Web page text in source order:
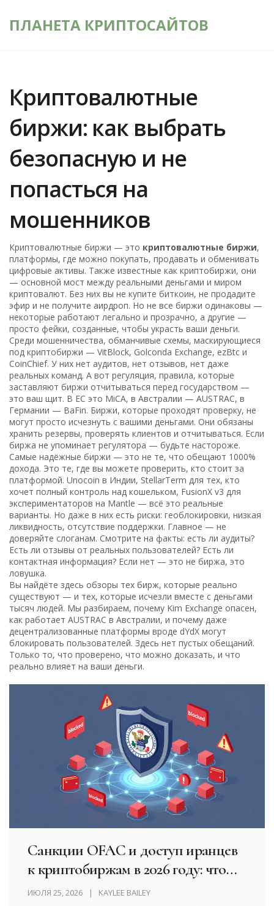
ПЛАНЕТА КРИПТОСАЙТОВ
Криптовалютные
биржи: как выбрать
безопасную и не
попасться на
мошенников
Криптовалютные биржи — это криптовалютные биржи,
платформы, где можно покупать, продавать и обменивать
цифровые активы. Также известные каккриптобиржи, они
— основной мост между реальными деньгами и миром
криптовалют. Без них вы не купите биткоин, не продадите
эфир и не получите аирдроп. Но не все биржи одинаковы —
некоторые работают легально и прозрачно, а другие —
просто фейки, созданные, чтобы украсть ваши деньги.
Средимошенничества, обманчивые схемы, маскирующиеся
под криптобиржи — VitBlock, Golconda Exchange, ezBtc и
CoinChief. У них нет аудитов, нет отзывов, нет даже
реальных команд. А вотрегуляция,правила, которые
заставляют биржи отчитываться перед государством —
это ваш щит. В ЕС это MiCA, в Австралии — AUSTRAC, в
Германии — BaFin. Биржи, которые проходят проверку, не
могут просто исчезнуть с вашими деньгами. Они обязаны
хранить резервы, проверять клиентов и отчитываться. Если
биржа не упоминает регулятора — будьте настороже.
Самые надёжные биржи — это не те, что обещают 1000%
дохода. Это те, где вы можете проверить, кто стоит за
платформой. Unocoin в Индии, StellarTerm для тех, кто
хочет полный контроль над кошельком, FusionX v3 для
экспериментаторов на Mantle — всё это реальные
варианты. Но даже в них есть риски: геоблокировки, низкая
ликвидность, отсутствие поддержки. Главное — не
доверяйте слоганам. Смотрите на факты: есть ли аудиты?
Есть ли отзывы от реальных пользователей? Есть ли
контактная информация? Если нет — это не биржа, это
ловушка.
Вы найдёте здесь обзоры тех бирж, которые реально
существуют — и тех, которые исчезли вместе с деньгами
тысяч людей. Мы разбираем, почему Kim Exchange опасен,
как работает AUSTRAC в Австралии, и почему даже
децентрализованные платформы вроде dYdX могут
блокировать пользователей. Здесь нет пустых обещаний.
Только то, что проверено, что можно доказать, и что
реально влияет на ваши деньги.
Санкции OFAC и доступ иранцев
к криптобиржам в 2026 году: что
изменилось
ИЮЛЯ 25, 2026 KAYLEE BAILEY